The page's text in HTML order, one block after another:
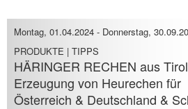
Montag, 01.04.2024 - Donnerstag,
PRODUKTE | TIPPS
HÄRINGER RECHEN aus
Erzeugung von Heurechen für
Österreich & Deutschland &